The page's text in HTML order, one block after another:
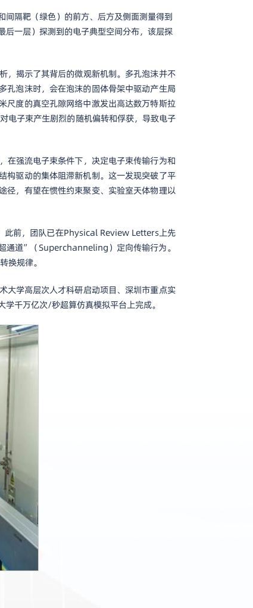
隔靶（绿色）的前方、后方及侧面测量得到
一层）探测到的电子典型空间分布，该层探
，揭示了其背后的微观新机制。多孔泡沫并不
孔泡沫时，会在泡沫的固体骨架中驱动产生局
尺度的真空孔隙网络中激发出高达数万特斯拉
电子束产生剧烈的随机偏转和俘获，导致电子
在强流电子束条件下，决定电子束传输行为和
构驱动的集体阻滞新机制。这一发现突破了平
径，有望在惯性约束聚变、实验室天体物理以
此前，团队已在Physical Review Letters上先
通道”（Superchanneling）定向传输行为。
换规律。
大学高层次人才科研启动项目、深圳市重点实
千万亿次/秒超算仿真模拟平台上完成。